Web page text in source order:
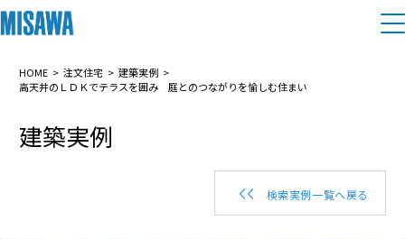
住まい
建てる [注文住宅]
土地活用
HOME 注文住宅
建築実例
高天井のＬＤＫでテラスを囲み 庭とのつながりを愉しむ住まい
建築実例
検索実例一覧へ戻る